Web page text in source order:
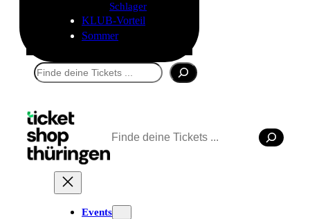
Schlager
KLUB-Vorteil
Sommer
Suchen
Suchen
Events